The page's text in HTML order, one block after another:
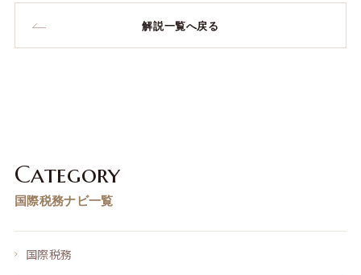
解説一覧へ戻る
Category
国際税務ナビ一覧
国際税務